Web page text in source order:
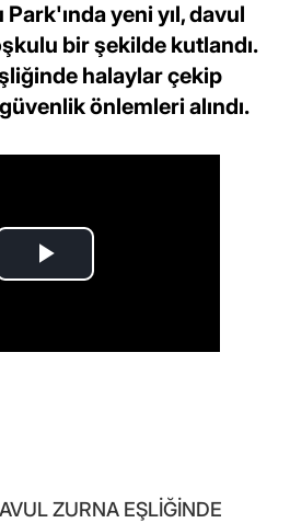
yeni yıl, davul
bir şekilde kutlandı.
halaylar çekip
önlemleri alındı.
ZURNA EŞLİĞİNDE